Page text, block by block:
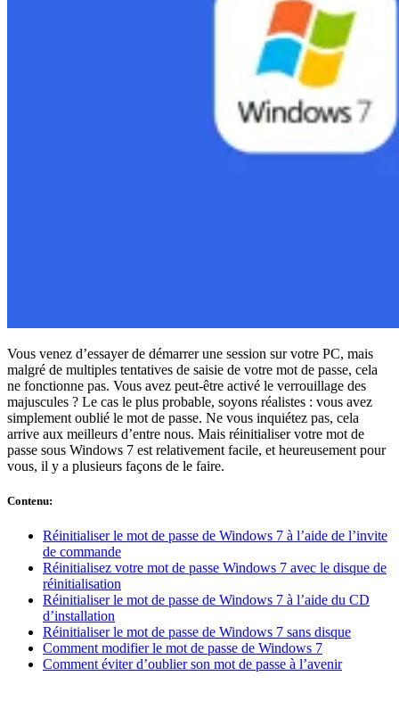
Vous venez d’essayer de démarrer une session sur votre PC, mais
malgré de multiples tentatives de saisie de votre mot de passe, cela
ne fonctionne pas. Vous avez peut-être activé le verrouillage des
majuscules ? Le cas le plus probable, soyons réalistes : vous avez
simplement oublié le mot de passe. Ne vous inquiétez pas, cela
arrive aux meilleurs d’entre nous. Mais réinitialiser votre mot de
passe sous Windows 7 est relativement facile, et heureusement pour
vous, il y a plusieurs façons de le faire.
Contenu:
Réinitialiser le mot de passe de Windows 7 à l’aide de l’invite
de commande
Réinitialisez votre mot de passe Windows 7 avec le disque de
réinitialisation
Réinitialiser le mot de passe de Windows 7 à l’aide du CD
d’installation
Réinitialiser le mot de passe de Windows 7 sans disque
Comment modifier le mot de passe de Windows 7
Comment éviter d’oublier son mot de passe à l’avenir